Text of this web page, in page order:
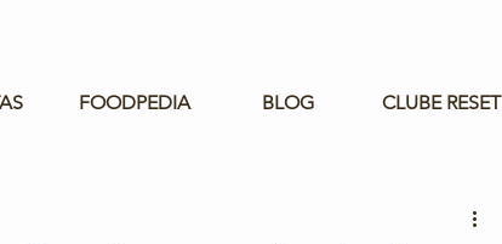
FOODPEDIA BLOG CLUBE RESET